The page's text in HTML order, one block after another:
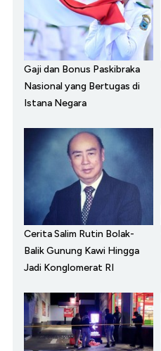
Gaji dan Bonus Paskibraka
Nasional yang Bertugas di
Istana Negara
Cerita Salim Rutin Bolak-
Balik Gunung Kawi Hingga
Jadi Konglomerat RI